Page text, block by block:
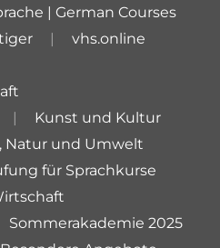
| German Courses
vhs.online
Kunst und Kultur
Natur und Umwelt
für Sprachkurse
Sommerakademie 2025